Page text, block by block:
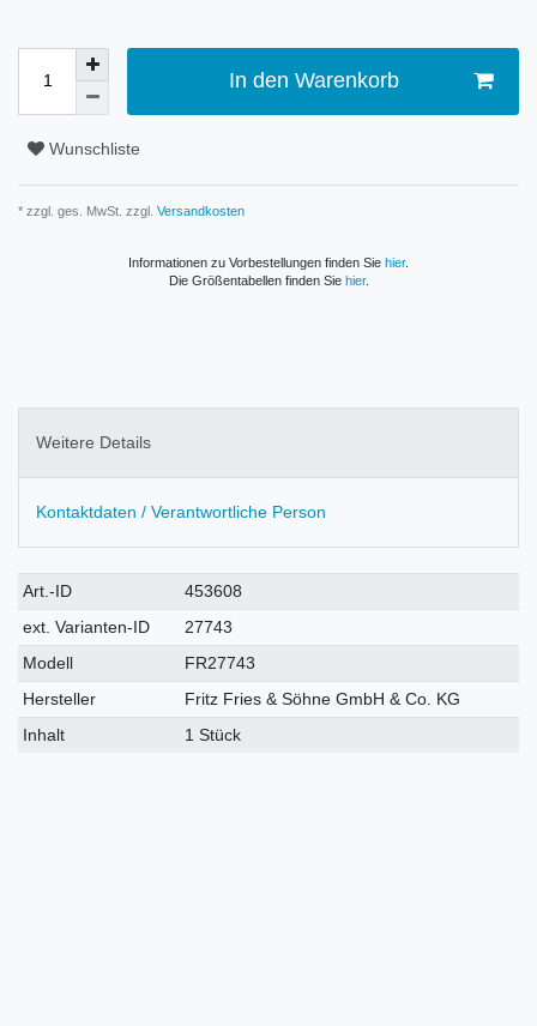
In den Warenkorb
Wunschliste
* zzgl. ges. MwSt. zzgl. Versandkosten
Informationen zu Vorbestellungen finden Sie hier.
Die Größentabellen finden Sie hier.
Weitere Details
Kontaktdaten / Verantwortliche Person
Technisches
Merkmal
Wert
Art.-ID
453608
ext. Varianten-ID
27743
Modell
FR27743
Hersteller
Fritz Fries & Söhne GmbH & Co. KG
Inhalt
1 Stück